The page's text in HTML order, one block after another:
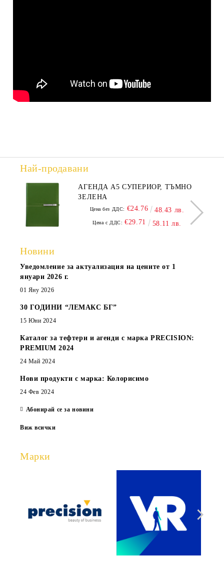
Най-продавани
АГЕНДА А5 СУПЕРИОР, ТЪМНО
ЗЕЛЕНА
Цена без ДДС: €24.76 48.43 лв.
Цена с ДДС: €29.71 58.11 лв.
Новини
Уведомление за актуализация на цените от 1
януари 2026 г.
01 Яну 2026
30 ГОДИНИ “ЛЕМАКС БГ”
15 Юни 2024
Каталог за тефтери и агенди с марка PRECISION:
PREMIUM 2024
24 Май 2024
Нови продукти с марка: Колорисимо
24 Фев 2024
Абонирай се за новини
Виж всички
Марки